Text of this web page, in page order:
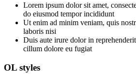
Lorem ipsum dolor sit amet,
do eiusmod tempor incididunt
Ut enim ad minim veniam, quis
laboris nisi
Duis aute irure dolor in
cillum dolore eu fugiat
OL styles